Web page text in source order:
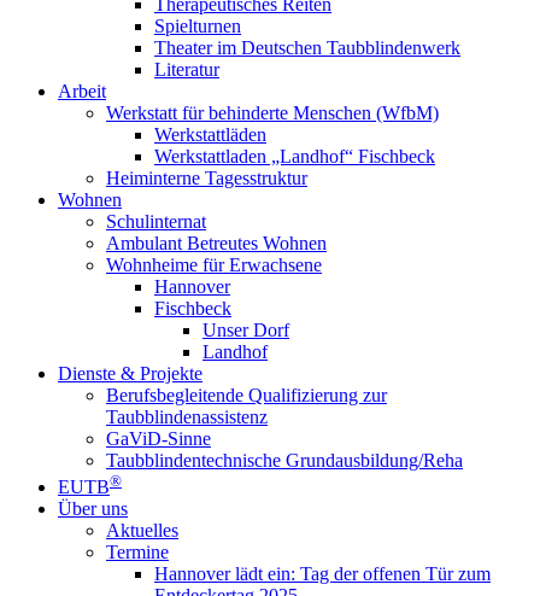
Therapeutisches Reiten
Spielturnen
Theater im Deutschen Taubblindenwerk
Literatur
Arbeit
Werkstatt für behinderte Menschen (WfbM)
Werkstattläden
Werkstattladen „Landhof“ Fischbeck
Heiminterne Tagesstruktur
Wohnen
Schulinternat
Ambulant Betreutes Wohnen
Wohnheime für Erwachsene
Hannover
Fischbeck
Unser Dorf
Landhof
Dienste & Projekte
Berufsbegleitende Qualifizierung zur
Taubblindenassistenz
GaViD-Sinne
Taubblindentechnische Grundausbildung/Reha
EUTB®
Über uns
Aktuelles
Termine
Hannover lädt ein: Tag der offenen Tür zum